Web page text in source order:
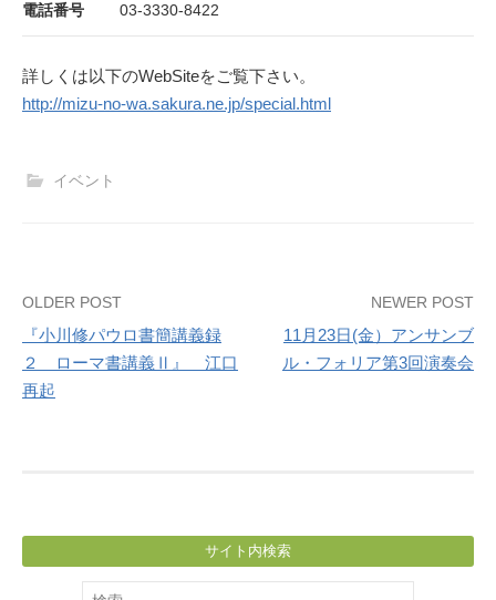
電話番号 03-3330-8422
詳しくは以下のWebSiteをご覧下さい。
http://mizu-no-wa.sakura.ne.jp/special.html
イベント
Post
navigation
OLDER POST
『小川修パウロ書簡講義録
２ ローマ書講義Ⅱ』 江口
再起
NEWER POST
11月23日(金）アンサンブ
ル・フォリア第3回演奏会
サイト内検索
検